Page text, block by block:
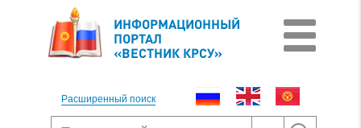
ИНФОРМАЦИОННЫЙ
ПОРТАЛ
«ВЕСТНИК КРСУ»
Расширенный поиск